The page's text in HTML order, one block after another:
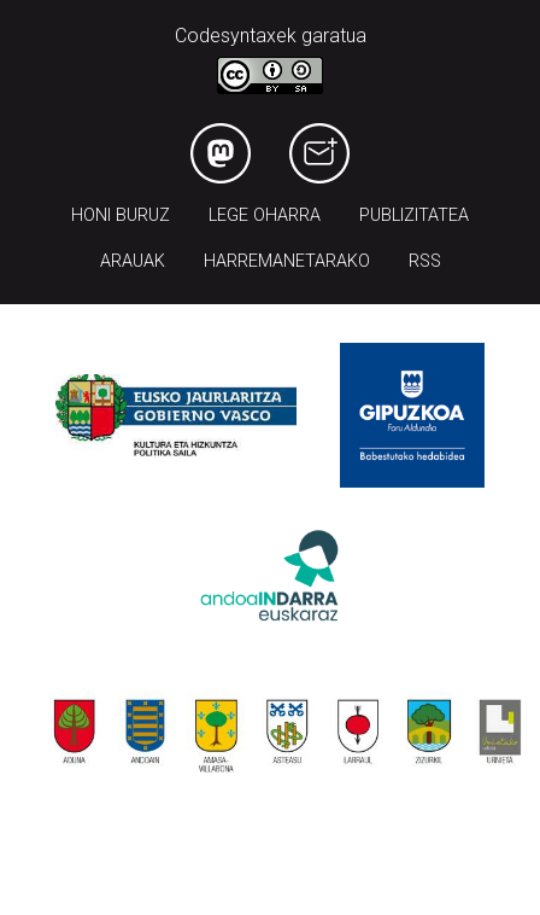
Codesyntaxek garatua
HONI BURUZ LEGE OHARRA PUBLIZITATEA
ARAUAK HARREMANETARAKO RSS